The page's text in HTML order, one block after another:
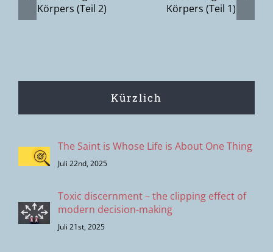
des Körpers
Zudecken hin
Kürzlich
The Saint is Whose Life is About One Thing
Juli 22nd, 2025
Toxic discernment – the clipping effect of
modern decision-making
Juli 21st, 2025